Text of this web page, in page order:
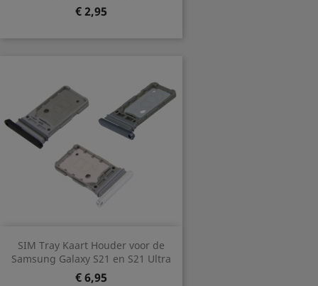
Prijs
€ 2,95
SIM Tray Kaart Houder voor de
Samsung Galaxy S21 en S21 Ultra
Prijs
€ 6,95